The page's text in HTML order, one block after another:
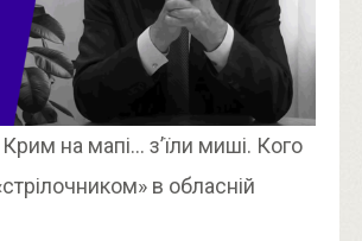
на мапі... з’їли миші. Кого
в обласній